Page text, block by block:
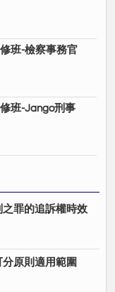
班-檢察事務官
班-Jango刑事
之罪的追訴權時效
原則適用範圍